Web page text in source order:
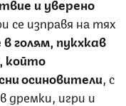
се изправя на тях
голям, пукхкав
който
осиновители , с
дремки, игри и